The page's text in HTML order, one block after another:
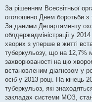
е
н
я
За рішенням Всесвітньої
оголошено Днем боротьби з
За даними Департаменту
облдержадміністрації у
хворих з уперше в житті
туберкульозу, що на 12,7%
захворюваності на цю
встановленим діагнозом у
осіб у 2013 році. На кінець
туберкульоз, які
закладах системи МОЗ,